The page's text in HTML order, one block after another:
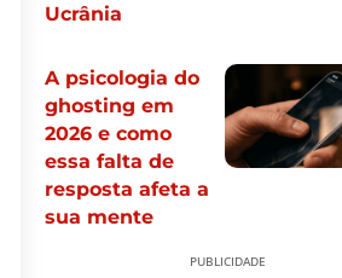
Ucrânia
A psicologia do
ghosting em
2026 e como
essa falta de
resposta afeta a
sua mente
PUBLICIDADE